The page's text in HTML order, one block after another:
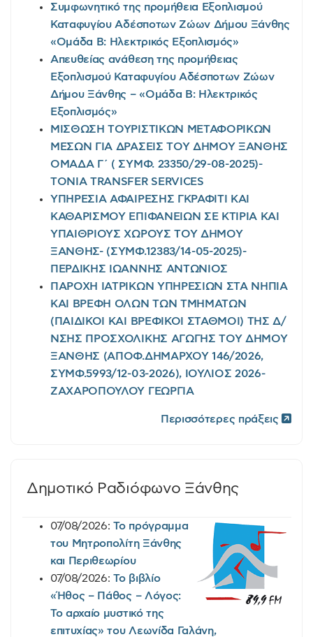
Συμφωνητικό της προμήθεια Εξοπλισμού
Καταφυγίου Αδέσποτων Ζώων Δήμου Ξάνθης
«Ομάδα Β: Ηλεκτρικός Εξοπλισμός»
Απευθείας ανάθεση της προμήθειας
Εξοπλισμού Καταφυγίου Αδέσποτων Ζώων
Δήμου Ξάνθης – «Ομάδα Β: Ηλεκτρικός
Εξοπλισμός»
ΜΙΣΘΩΣΗ ΤΟΥΡΙΣΤΙΚΩΝ ΜΕΤΑΦΟΡΙΚΩΝ
ΜΕΣΩΝ ΓΙΑ ΔΡΑΣΕΙΣ ΤΟΥ ΔΗΜΟΥ ΞΑΝΘΗΣ
ΟΜΑΔΑ Γ΄ ( ΣΥΜΦ. 23350/29-08-2025)-
TONIA TRANSFER SERVICES
ΥΠΗΡΕΣΙΑ ΑΦΑΙΡΕΣΗΣ ΓΚΡΑΦΙΤΙ ΚΑΙ
ΚΑΘΑΡΙΣΜΟΥ ΕΠΙΦΑΝΕΙΩΝ ΣΕ ΚΤΙΡΙΑ ΚΑΙ
ΥΠΑΙΘΡΙΟΥΣ ΧΩΡΟΥΣ ΤΟΥ ΔΗΜΟΥ
ΞΑΝΘΗΣ- (ΣΥΜΦ.12383/14-05-2025)-
ΠΕΡΔΙΚΗΣ ΙΩΑΝΝΗΣ ΑΝΤΩΝΙΟΣ
ΠΑΡΟΧΗ ΙΑΤΡΙΚΩΝ ΥΠΗΡΕΣΙΩΝ ΣΤΑ ΝΗΠΙΑ
ΚΑΙ ΒΡΕΦΗ ΟΛΩΝ ΤΩΝ ΤΜΗΜΑΤΩΝ
(ΠΑΙΔΙΚΟΙ ΚΑΙ ΒΡΕΦΙΚΟΙ ΣΤΑΘΜΟΙ) ΤΗΣ Δ/
ΝΣΗΣ ΠΡΟΣΧΟΛΙΚΗΣ ΑΓΩΓΗΣ ΤΟΥ ΔΗΜΟΥ
ΞΑΝΘΗΣ (ΑΠΟΦ.ΔΗΜΑΡΧΟΥ 146/2026,
ΣΥΜΦ.5993/12-03-2026), ΙΟΥΛΙΟΣ 2026-
ΖΑΧΑΡΟΠΟΥΛΟΥ ΓΕΩΡΓΙΑ
Περισσότερες πράξεις
Δημοτικό Ραδιόφωνο Ξάνθης
07/08/2026:Το πρόγραμμα
του Μητροπολίτη Ξάνθης
και Περιθεωρίου
07/08/2026:Το βιβλίο
«Ήθος – Πάθος – Λόγος:
Το αρχαίο μυστικό της
επιτυχίας» του Λεωνίδα Γαλάνη,